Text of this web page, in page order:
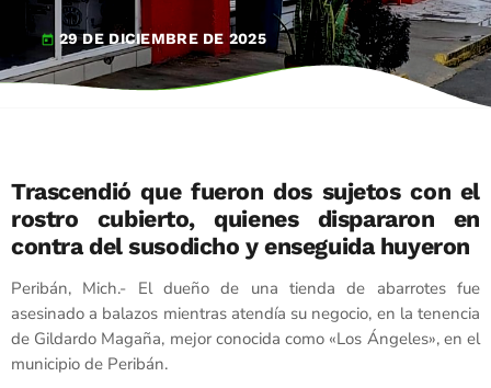
today 29 DE DICIEMBRE DE 2025
Trascendió que fueron dos sujetos con el
rostro cubierto, quienes dispararon en
contra del susodicho y enseguida huyeron
Peribán, Mich.- El dueño de una tienda de abarrotes fue
asesinado a balazos mientras atendía su negocio, en la tenencia
de Gildardo Magaña, mejor conocida como «Los Ángeles», en el
municipio de Peribán.